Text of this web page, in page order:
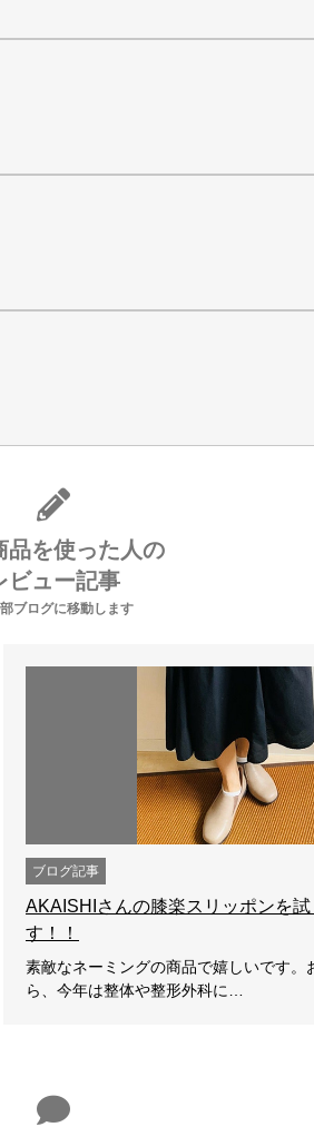
品を使った人の
ビュー記事
ブログに移動します
ブログ記事
AKAISHIさんの膝楽スリッポンを
す！！
素敵なネーミングの商品で嬉しいです。
ら、今年は整体や整形外科に…